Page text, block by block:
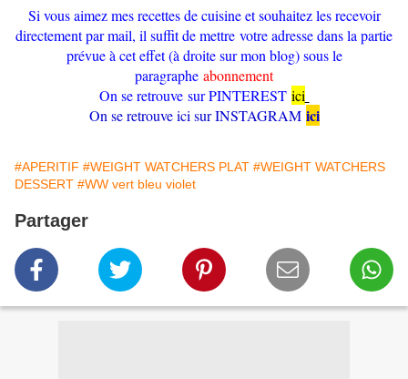
Si vous aimez mes recettes de cuisine et souhaitez les recevoir
directement par mail, il suffit de mettre votre adresse dans la partie
prévue à cet effet (à droite sur mon blog) sous le
paragraphe abonnement
On se retrouve sur PINTEREST ici
On se retrouve ici sur INSTAGRAM ici
#APERITIF #WEIGHT WATCHERS PLAT #WEIGHT WATCHERS
DESSERT #WW vert bleu violet
Partager